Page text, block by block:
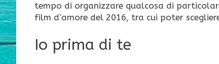
tempo di organizzare qualcosa di
film d’amore del 2016, tra cui poter
Io prima di te